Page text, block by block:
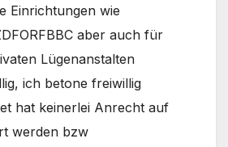
Einrichtungen wie
aber auch für
Lügenanstalten
ich betone freiwillig
hat keinerlei Anrecht auf
werden bzw